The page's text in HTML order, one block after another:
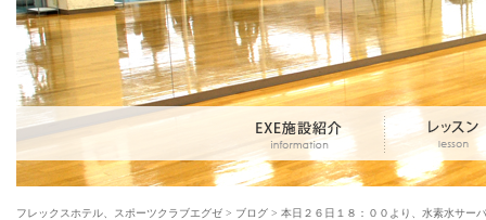
フレックスホテル、スポーツクラブエグゼ > ブログ > 本日２６日１８：００より、水素水サー